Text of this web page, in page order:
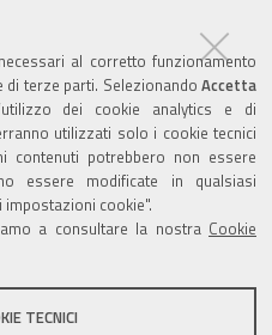
al corretto funzionamento
terze parti. Selezionando Accetta
dei cookie analytics e di
utilizzati solo i cookie tecnici
contenuti potrebbero non essere
essere modificate in qualsiasi
cookie".
a consultare la nostra Cookie
TECNICI
password,
possiamo
nuova.
questo sito